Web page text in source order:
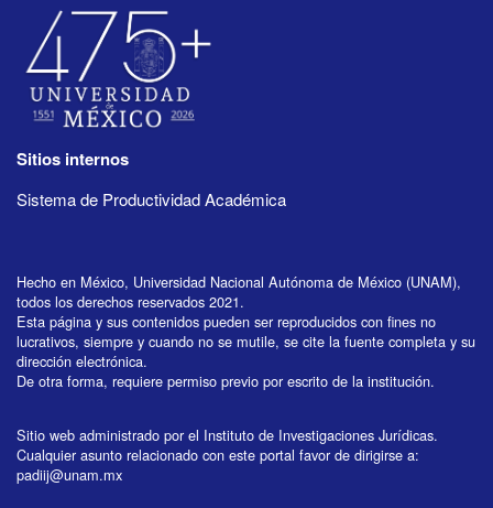
Sitios internos
Sistema de Productividad Académica
Hecho en México, Universidad Nacional Autónoma de México (UNAM),
todos los derechos reservados 2021.
Esta página y sus contenidos pueden ser reproducidos con fines no
lucrativos, siempre y cuando no se mutile, se cite la fuente completa y su
dirección electrónica.
De otra forma, requiere permiso previo por escrito de la institución.
Sitio web administrado por el Instituto de Investigaciones Jurídicas.
Cualquier asunto relacionado con este portal favor de dirigirse a:
padiij@unam.mx